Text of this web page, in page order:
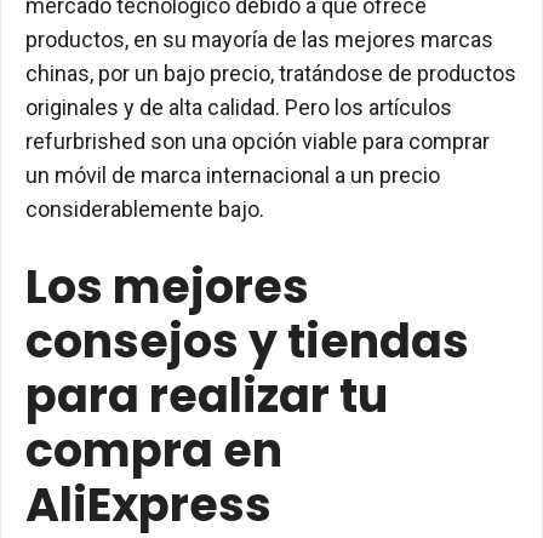
mercado tecnológico debido a que ofrece
productos, en su mayoría de las mejores marcas
chinas, por un bajo precio, tratándose de productos
originales y de alta calidad. Pero los artículos
refurbrished son una opción viable para comprar
un móvil de marca internacional a un precio
considerablemente bajo.
Los mejores
consejos y tiendas
para realizar tu
compra en
AliExpress